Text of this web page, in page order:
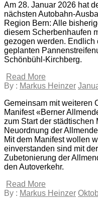
Am 28. Januar 2026 hat
nächsten Autobahn-
Region Bern: Alle
diesem Scherbenhaufen
gezogen werden.
geplanten
Schönbühl-Kirchberg.
Read More
By : Markus Heinzer
Gemeinsam mit weiteren
Manifest «Berner
zum Start der städtischen
Neuordnung der
Mit dem Manifest wollen
einverstanden sind mit
Zubetonierung der
den Autoverkehr.
Read More
By : Markus Heinzer